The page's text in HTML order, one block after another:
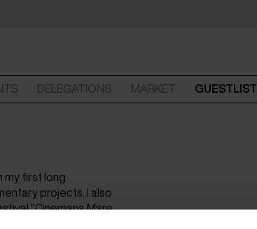
DELEGATIONS MARKET GUESTLIST
my first long
projects. I also
"Cinemana Mare